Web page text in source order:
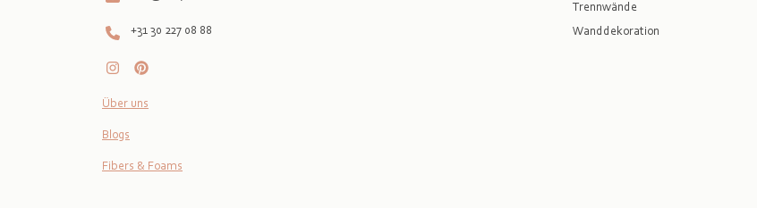
+31 30 227 08 88
Über uns
Blogs
Fibers & Foams
Trennwände
Wanddekoration